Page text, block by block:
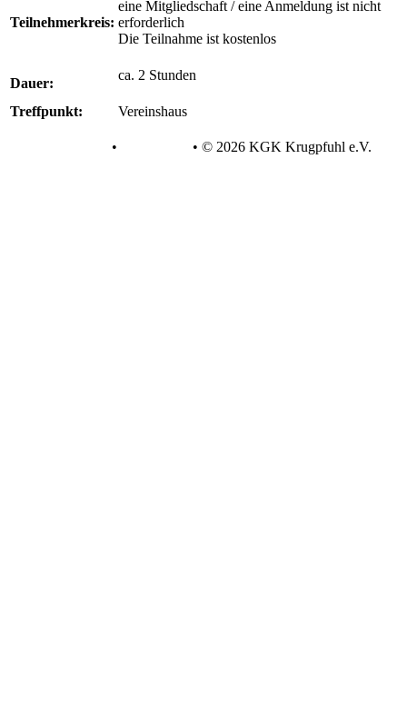
Teilnehmerkreis:
eine Mitgliedschaft / eine Anmeldung ist nicht
erforderlich
Die Teilnahme ist kostenlos
Dauer:
ca. 2 Stunden
Treffpunkt: Vereinshaus
• • © 2026 KGK Krugpfuhl e.V.